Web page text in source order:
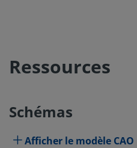
Ressources
Schémas
Afficher le modèle CAO